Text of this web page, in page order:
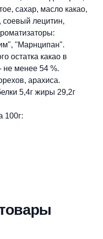
сахар, масло какао,
соевый лецитин,
"Марнципан".
остатка какао в
не менее 54 %.
арахиса.
5,4г жиры 29,2г
100г: